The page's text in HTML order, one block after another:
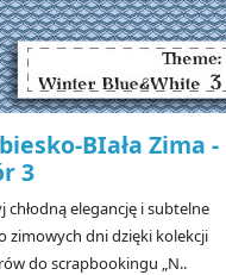
BIała Zima -
3
chłodną elegancję i subtelne
zimowych dni dzięki kolekcji
do scrapbookingu „N..